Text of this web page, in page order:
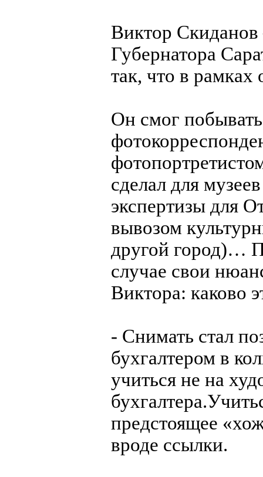
Виктор Скиданов
Губернатора
так, что в
Он смог
сделал для
экспертизы для
вывозом
другой город)…
случае свои
Виктора: каково
- Снимать стал
бухгалтером в
учиться не на
предстоящее
вроде ссылки.